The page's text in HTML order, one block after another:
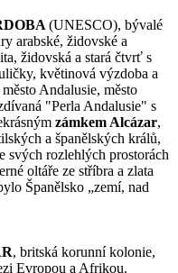
(UNESCO), bývalé
arabské, židovské a
židovská a stará čtvrť s
květinová výzdoba a
Andalusie, město
"Perla Andalusie" s
zámkem Alcázar,
a španělských králů,
svých rozlehlých prostorách
oltáře ze stříbra a zlata
Španělsko „zemí, nad
, britská korunní kolonie,
Evropou a Afrikou.